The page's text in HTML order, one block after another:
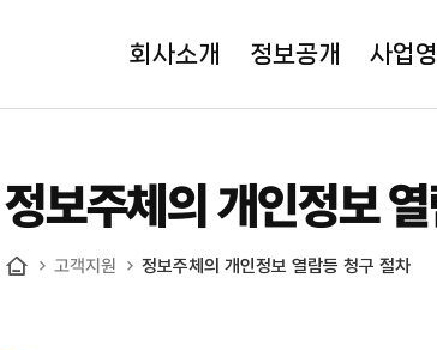
회사소개 정보공개 사업
정보주체의 개인정보
고객지원 정보주체의 개인정보 열람등 청구 절차